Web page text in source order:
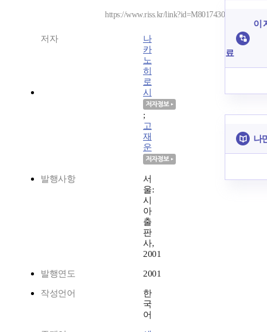
https://www.riss.kr/link?id=M8017430
저자
나
카
노
히
로
시
;
고
재
운
발행사항
서
울:
시
아
출
판
사,
2001
발행연도 2001
작성언어
한
국
어
이
료
나